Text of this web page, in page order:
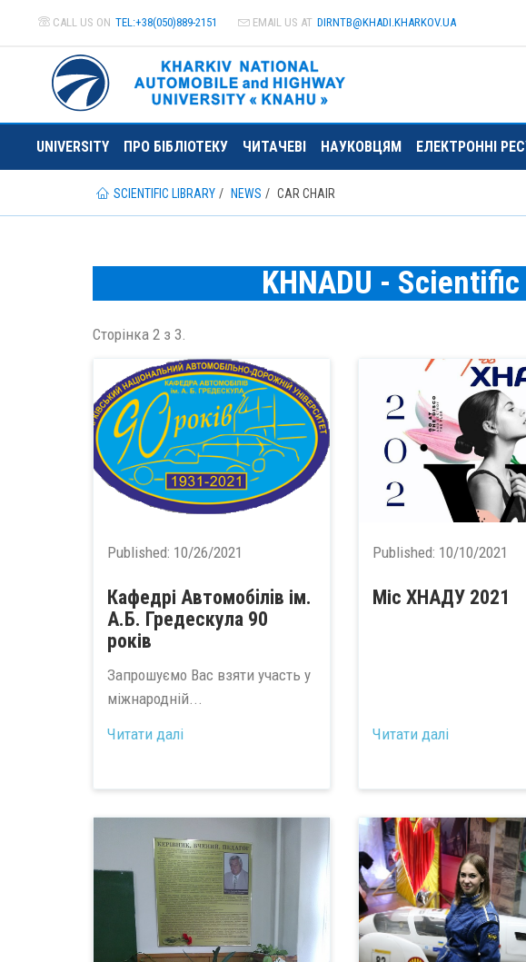
CALL US ON TEL:+38(050)889-2151 EMAIL US AT DIRNTB@KHADI.KHARKOV.UA
UNIVERSITY ПРО БІБЛІОТЕКУ ЧИТАЧЕВІ НАУКОВЦЯМ ЕЛЕКТРОННІ
SCIENTIFIC LIBRARY NEWS CAR CHAIR
KHNADU -
Сторінка 2 з 3.
Published: 10/26/2021
Кафедрі Автомобiлiв ім.
А.Б. Гредескула 90
років
Запрошуємо Вас взяти участь у
міжнародній...
Читати далі
Published: 10/10/2021
Міс ХНАДУ 2021
Читати далі